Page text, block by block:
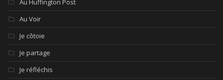
Au Huffington Post
Au Voir
Je côtoie
Je partage
Je réfléchis